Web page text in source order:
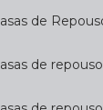
Casas de
Casas de